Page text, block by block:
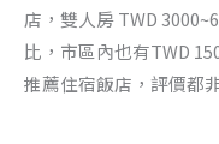
店，雙人房 TWD
比，市區內也有TWD
推薦住宿飯店，評價都